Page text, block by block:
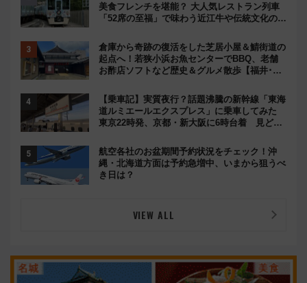
美食フレンチを堪能？ 大人気レストラン列車
「52席の至福」で味わう近江牛や伝統文化の特
倉庫から奇跡の復活をした芝居小屋＆鯖街道の
起点へ！若狭小浜お魚センターでBBQ、老舗
お酢店ソフトなど歴史＆グルメ散歩【福井･小
【乗車記】実質夜行？話題沸騰の新幹線「東海
道ルミエールエクスプレス」に乗車してみた
東京22時発、京都・新大阪に6時台着 見どこ
航空各社のお盆期間予約状況をチェック！沖
縄・北海道方面は予約急増中、いまから狙うべ
き日は？
VIEW ALL